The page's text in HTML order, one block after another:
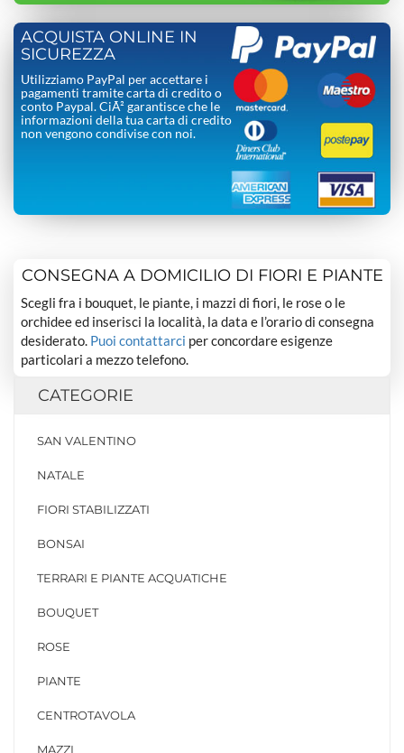
ACQUISTA ONLINE IN
SICUREZZA
Utilizziamo PayPal per accettare i
pagamenti tramite carta di credito o
conto Paypal. CiÃ² garantisce che le
informazioni della tua carta di credito
non vengono condivise con noi.
CONSEGNA A DOMICILIO DI FIORI E PIANTE
Scegli fra i bouquet, le piante, i mazzi di fiori, le rose o le
orchidee ed inserisci la località, la data e l’orario di consegna
desiderato. Puoi contattarci per concordare esigenze
particolari a mezzo telefono.
CATEGORIE
SAN VALENTINO
NATALE
FIORI STABILIZZATI
BONSAI
TERRARI E PIANTE ACQUATICHE
BOUQUET
ROSE
PIANTE
CENTROTAVOLA
MAZZI